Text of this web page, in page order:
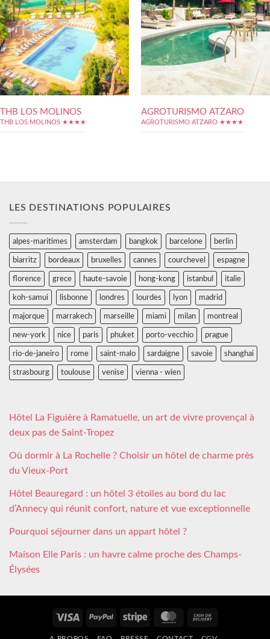
THB LOS MOLINOS
THB LOS MOLINOS ★★★★
AGROTURISMO ATZARO
AGROTURISMO ATZARO ★★★★
LES DESTINATIONS POPULAIRES
alpes-maritimes amsterdam bangkok barcelone berlin
biarritz bordeaux bruxelles cannes courchevel espagne
florence grece haute-savoie hong-kong istanbul italie
koh-samui lisbonne londres lourdes lyon madrid
majorque marrakech marseille miami milan montreal
new-york nice paris phuket porto-vecchio prague
rio-de-janeiro rome saint-malo sardaigne savoie shanghai
strasbourg toulouse venise vienna - wien
Hôtel La Figuière à Ramatuelle, un art de vivre provençal à
deux pas de Saint-Tropez
Où dormir à La Rochelle ? Choisir un hôtel de charme près
du Vieux-Port
Hôtel Beauregard : un hôtel 3 étoiles au bord du lac
d’Annecy qui réunit confort, nature et vue exceptionnelle
Pourquoi séjourner dans un appart hôtel ?
Maison Elle Paris : un havre calme proche des Champs-
Élysées
Visa PayPal Stripe MasterCard